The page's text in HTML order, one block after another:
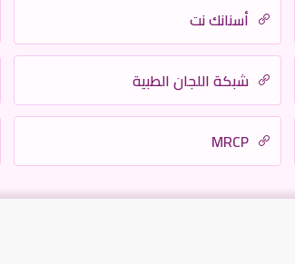
أسنانك نت
شبكة اللجان الطبية
MRCP